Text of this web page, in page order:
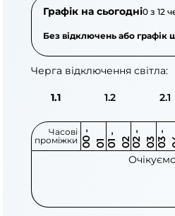
Графік на сьогодні0 з 12
Без відключень або графік
Черга відключення світла:
1.1 1.2 2.1
Часові
проміжки 0
0
-
0 1 0
1
-
0 2 0 2
-
0 3 0
-
0